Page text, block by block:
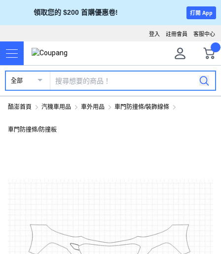
領取您的 $200 首購優惠卷! 打開 App
客服中心
註冊會員
登入
全部
酷澎首頁 汽機車用品 車外用品 車門防撞條/裝飾線條
車門防撞條/防撞板